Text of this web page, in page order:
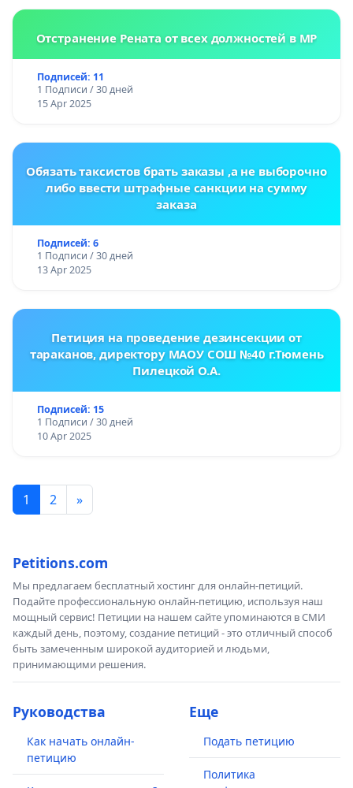
Отстранение Рената от всех должностей в МР
Подписей: 11
1 Подписи / 30 дней
15 Apr 2025
Обязать таксистов брать заказы ,а не выборочно
либо ввести штрафные санкции на сумму
заказа
Подписей: 6
1 Подписи / 30 дней
13 Apr 2025
Петиция на проведение дезинсекции от
тараканов, директору МАОУ СОШ №40 г.Тюмень
Пилецкой О.А.
Подписей: 15
1 Подписи / 30 дней
10 Apr 2025
1 2 »
Petitions.com
Мы предлагаем бесплатный хостинг для онлайн-петиций.
Подайте профессиональную онлайн-петицию, используя наш
мощный сервис! Петиции на нашем сайте упоминаются в СМИ
каждый день, поэтому, создание петиций - это отличный способ
быть замеченным широкой аудиторией и людьми,
принимающими решения.
Руководства
Как начать онлайн-
петицию
Еще
Подать петицию
Политика